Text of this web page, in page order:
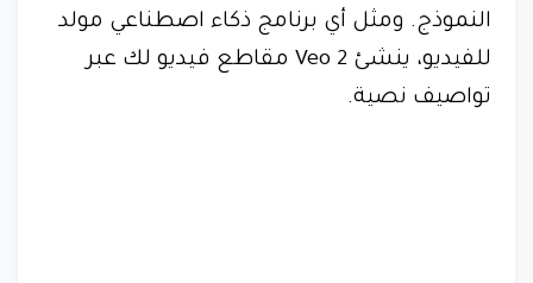
النموذج. ومثل أي برنامج ذكاء اصطناعي مولد
للفيديو، ينشئ Veo 2 مقاطع فيديو لك عبر
تواصيف نصية.